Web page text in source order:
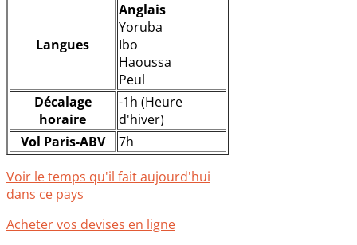
Langues
Anglais
Yoruba
Ibo
Haoussa
Peul
Décalage
horaire
-1h (Heure
d'hiver)
Vol Paris-ABV
7h
Voir le temps qu'il fait aujourd'hui
dans ce pays
Acheter vos devises en ligne